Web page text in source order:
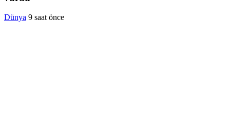
Dünya 9 saat önce